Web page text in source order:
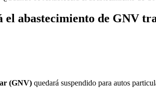
el abastecimiento de GNV
(GNV) quedará suspendido para autos